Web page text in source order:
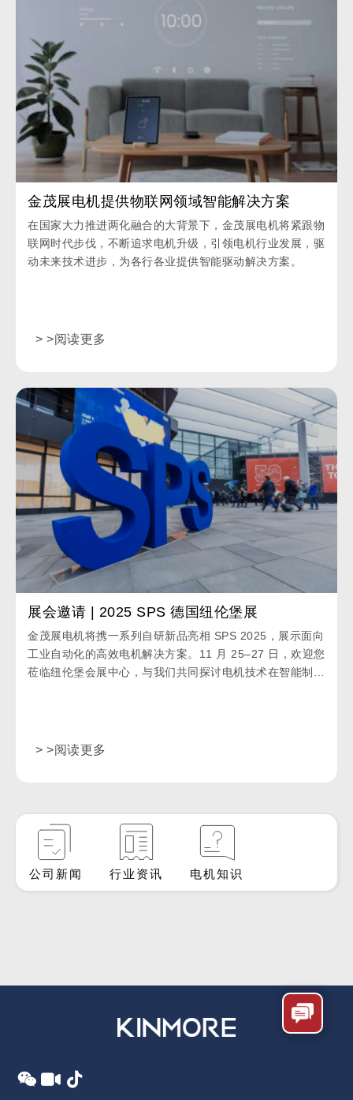
金茂展电机提供物联网领域智能解决方案
在国家大力推进两化融合的大背景下，金茂展电机将紧跟物
联网时代步伐，不断追求电机升级，引领电机行业发展，驱
动未来技术进步，为各行各业提供智能驱动解决方案。
> >阅读更多
展会邀请 | 2025 SPS 德国纽伦堡展
金茂展电机将携一系列自研新品亮相 SPS 2025，展示面向
工业自动化的高效电机解决方案。11 月 25–27 日，欢迎您
莅临纽伦堡会展中心，与我们共同探讨电机技术在智能制造
> >阅读更多
公司新闻 行业资讯 电机知识